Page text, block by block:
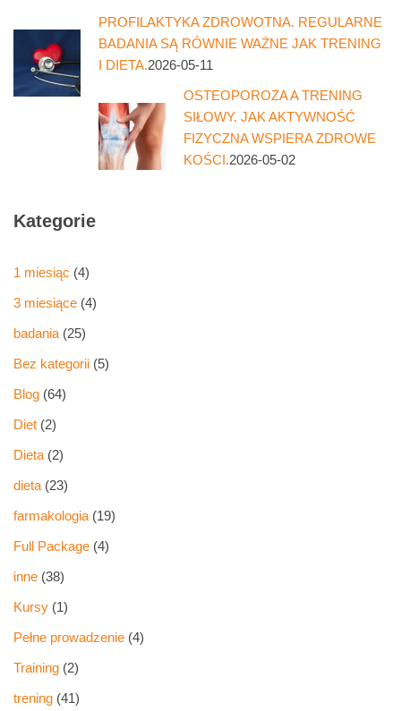
PROFILAKTYKA ZDROWOTNA. REGULARNE
BADANIA SĄ RÓWNIE WAŻNE JAK TRENING
I DIETA.2026-05-11
OSTEOPOROZA A TRENING
SIŁOWY. JAK AKTYWNOŚĆ
FIZYCZNA WSPIERA ZDROWE
KOŚCI.2026-05-02
Kategorie
1 miesiąc (4)
3 miesiące (4)
badania (25)
Bez kategorii (5)
Blog (64)
Diet (2)
Dieta (2)
dieta (23)
farmakologia (19)
Full Package (4)
inne (38)
Kursy (1)
Pełne prowadzenie (4)
Training (2)
trening (41)